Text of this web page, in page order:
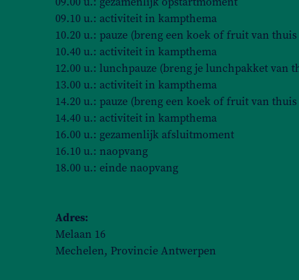
09.10 u.: activiteit in kampthema
10.20 u.: pauze (breng een koek of fruit van thuis
10.40 u.: activiteit in kampthema
12.00 u.: lunchpauze (breng je lunchpakket van
13.00 u.: activiteit in kampthema
14.20 u.: pauze (breng een koek of fruit van thuis
14.40 u.: activiteit in kampthema
16.00 u.: gezamenlijk afsluitmoment
16.10 u.: naopvang
18.00 u.: einde naopvang
Adres:
Melaan 16
Mechelen, Provincie Antwerpen